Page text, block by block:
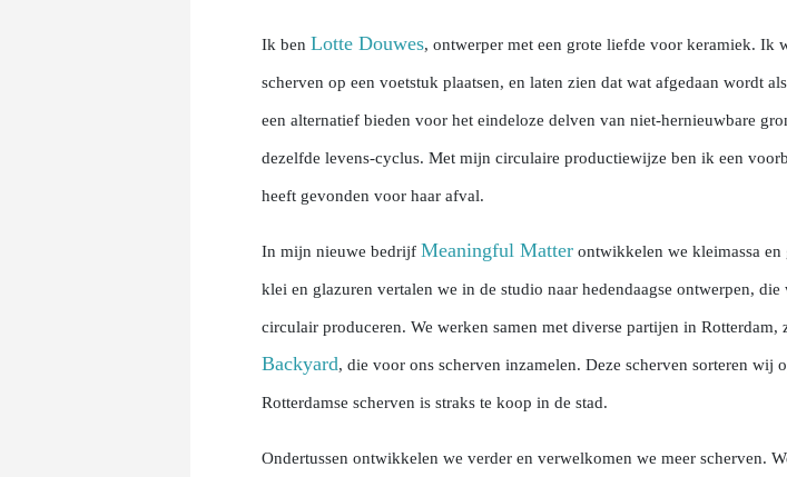
Ik ben Lotte Douwes, ontwerper met een grote liefde voor keramiek. Ik
scherven op een voetstuk plaatsen, en laten zien dat wat afgedaan wordt
een alternatief bieden voor het eindeloze delven van niet-hernieuwbare
dezelfde levens-cyclus. Met mijn circulaire productiewijze ben ik een
heeft gevonden voor haar afval.
In mijn nieuwe bedrijf Meaningful Matterontwikkelen we kleimassa en
klei en glazuren vertalen we in de studio naar hedendaagse ontwerpen,
circulair produceren. We werken samen met diverse partijen in Rotterdam,
Backyard, die voor ons scherven inzamelen. Deze scherven sorteren
Rotterdamse scherven is straks te koop in de stad.
Ondertussen ontwikkelen we verder en verwelkomen we meer scherven.